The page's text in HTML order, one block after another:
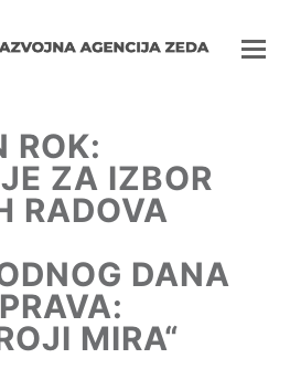
ROK:
ZA IZBOR
RADOVA
DANA
MIRA“